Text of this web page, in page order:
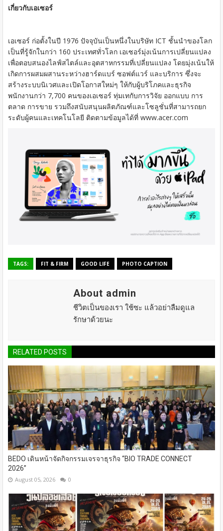
เกี่ยวกับเอเซอร์
เอเซอร์ ก่อตั้งในปี 1976 ปัจจุบันเป็นหนึ่งในบริษัท ICT ชั้นนำของโลก
เป็นที่รู้จักในกว่า 160 ประเทศทั่วโลก เอเซอร์มุ่งเน้นการเปลี่ยนแปลง
เพื่อตอบสนองไลฟ์สไตล์และอุตสาหกรรมที่เปลี่ยนแปลง โดยมุ่งเน้นให้
เกิดการผสมผสานระหว่างฮาร์ดแบร์ ซอฟต์แวร์ และบริการ ซึ่งจะ
สร้างระบบนิเวศและเปิดโอกาสใหม่ๆ ให้กับผู้บริโภคและธุรกิจ
พนักงานกว่า 7,700 คนของเอเซอร์ ทุ่มเทกับการวิจัย ออกแบบ การ
ตลาด การขาย รวมถึงสนับสนุนผลิตภัณฑ์และโซลูชั่นที่สามารถยก
ระดับผู้คนและเทคโนโลยี ติดตามข้อมูลได้ที่ www.acer.com
TAGS: FIT & FIRM GOOD LIFE PHOTO CAPTION
About admin
ชีวิตเป็นของเรา ใช้ซะ แล้วอย่าลืมดูแล
รักษาด้วยนะ
RELATED POSTS
BEDO เดินหน้าจัดกิจกรรมเจรจาธุรกิจ “BIO TRADE CONNECT
2026”
August 05, 2026 0